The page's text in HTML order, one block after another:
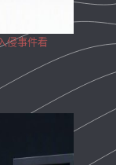
侵事件看